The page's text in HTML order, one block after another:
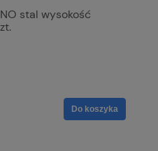
stal wysokość
Do koszyka